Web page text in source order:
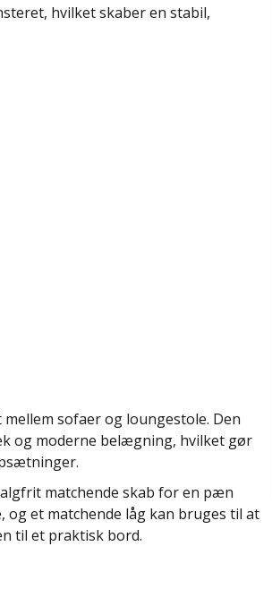
hvilket skaber en stabil,
sofaer og loungestole. Den
og moderne belægning, hvilket gør
matchende skab for en pæn
et matchende låg kan bruges til at
til et praktisk bord.